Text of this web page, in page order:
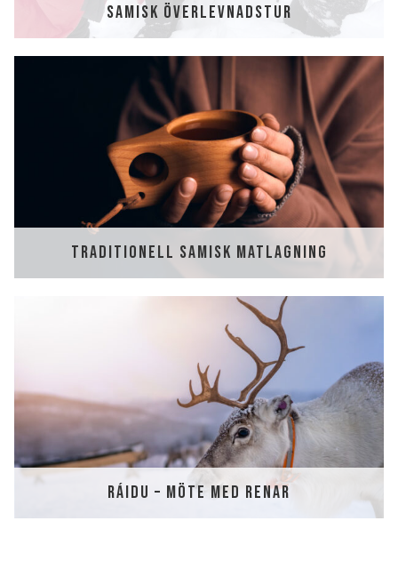
SAMISK ÖVERLEVNADSTUR
TRADITIONELL SAMISK MATLAGNING
RÁIDU – MÖTE MED RENAR